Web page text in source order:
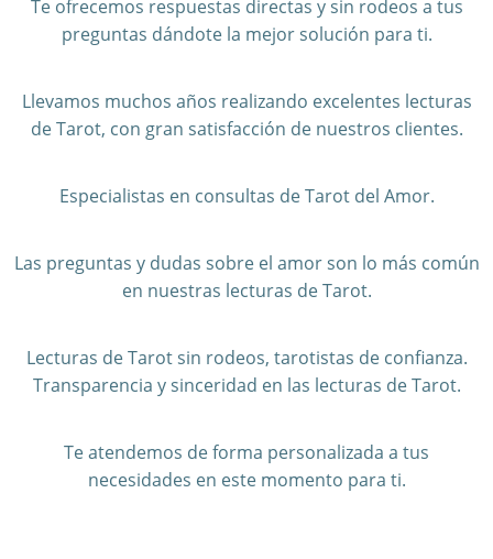
Te ofrecemos respuestas directas y sin rodeos a tus
preguntas dándote la mejor solución para ti.
Llevamos muchos años realizando excelentes lecturas
de Tarot, con gran satisfacción de nuestros clientes.
Especialistas en consultas de Tarot del Amor.
Las preguntas y dudas sobre el amor son lo más común
en nuestras lecturas de Tarot.
Lecturas de Tarot sin rodeos, tarotistas de confianza.
Transparencia y sinceridad en las lecturas de Tarot.
Te atendemos de forma personalizada a tus
necesidades en este momento para ti.